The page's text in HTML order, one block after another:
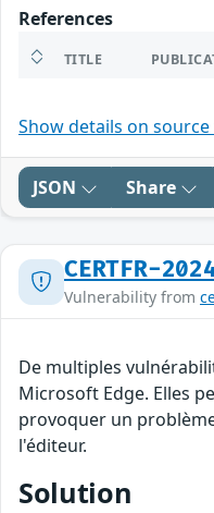
References
TITLE
Show details on
JSON Share
CERTFR-
Vulnerability from
De multiples
Microsoft Edge. Elles
provoquer un
l'éditeur.
Solution